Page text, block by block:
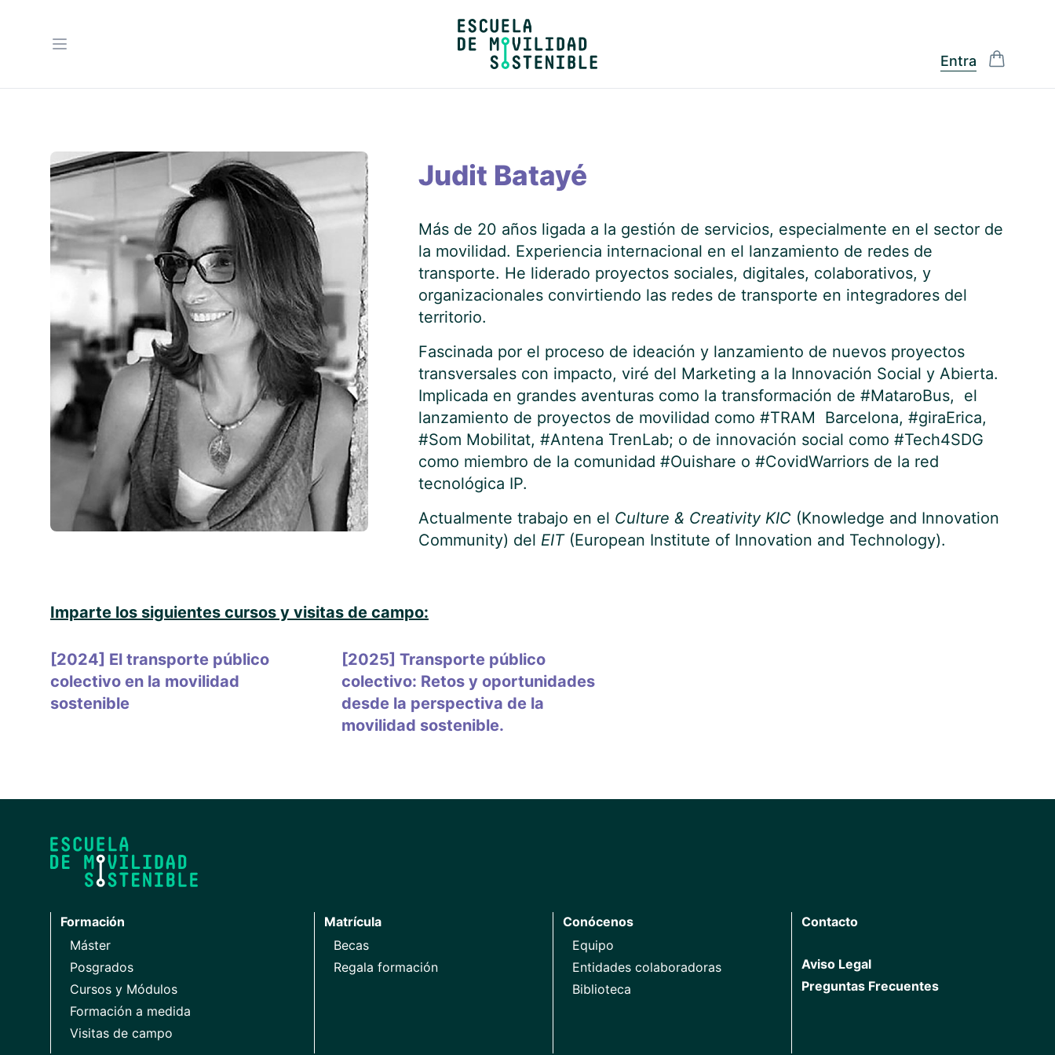
Entra
Judit Batayé
Más de 20 años ligada a la gestión de servicios, especialmente en el sector de
la movilidad. Experiencia internacional en el lanzamiento de redes de
transporte. He liderado proyectos sociales, digitales, colaborativos, y
organizacionales convirtiendo las redes de transporte en integradores del
territorio.
Fascinada por el proceso de ideación y lanzamiento de nuevos proyectos
transversales con impacto, viré del Marketing a la Innovación Social y Abierta.
Implicada en grandes aventuras como la transformación de #MataroBus, el
lanzamiento de proyectos de movilidad como #TRAM Barcelona, #giraErica,
#Som Mobilitat, #Antena TrenLab; o de innovación social como #Tech4SDG
como miembro de la comunidad #Ouishare o #CovidWarriors de la red
tecnológica IP.
Actualmente trabajo en el Culture & Creativity KIC (Knowledge and Innovation
Community) del EIT(European Institute of Innovation and Technology).
Imparte los siguientes cursos y visitas de campo:
[2024] El transporte público
colectivo en la movilidad
sostenible
[2025] Transporte público
colectivo: Retos y oportunidades
desde la perspectiva de la
movilidad sostenible.
Formación
Máster
Posgrados
Cursos y Módulos
Formación a medida
Visitas de campo
Matrícula
Becas
Regala formación
Conócenos
Equipo
Entidades colaboradoras
Biblioteca
Contacto
Aviso Legal
Preguntas Frecuentes